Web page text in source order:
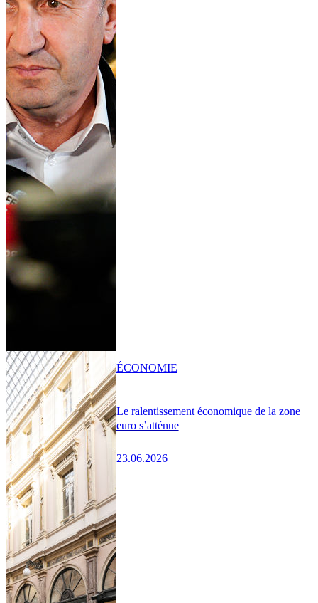
Le ralentissement économique de la zone
euro s’atténue
23.06.2026
ÉCONOMIE